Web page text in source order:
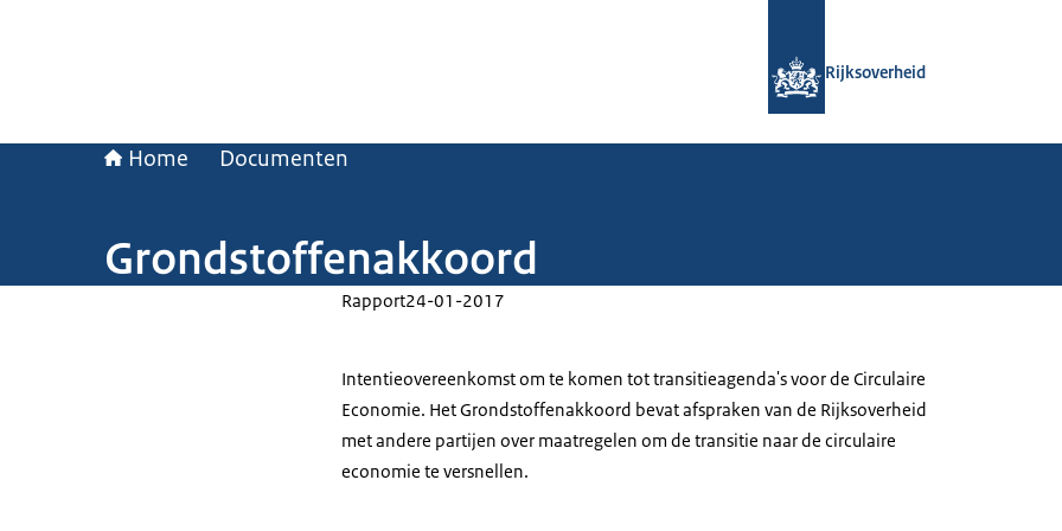
Rijksoverheid
Home Documenten
Grondstoffenakkoord
Rapport24-01-2017
Intentieovereenkomst om te komen tot transitieagenda's voor de Circulaire
Economie. Het Grondstoffenakkoord bevat afspraken van de Rijksoverheid
met andere partijen over maatregelen om de transitie naar de circulaire
economie te versnellen.